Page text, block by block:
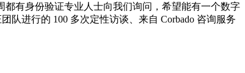
有身份验证专业人士向我们询问，希望能有一个数字
进行的 100 多次定性访谈、来自 Corbado 咨询服务